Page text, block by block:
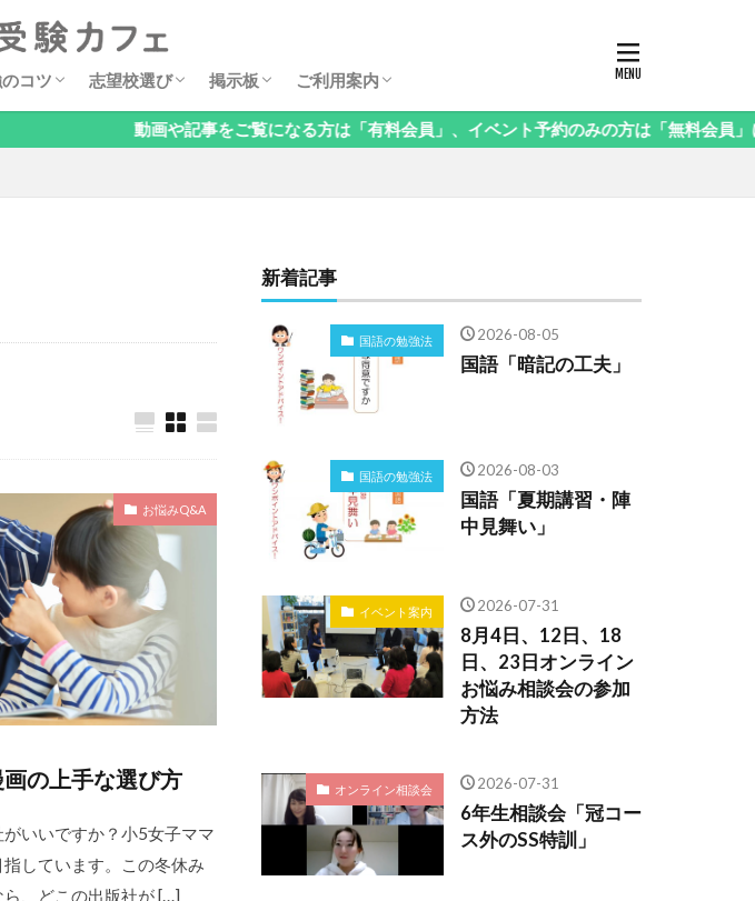
コツ
子でチェック！基礎の穴見つけ
立中高一貫校の対策
志望校選び
過去問分析
中学・高校レポート
掲示板
掲示板パスコード
6年生保護者向け相談会
5年生保護者向け相談会
4年生保護者向け相談会
低学年（3年生以下）保護者向け相談会
お子様向け相談会
「関西・地方受験」保護者向け相談会
「国語」保護者向け相談会
「理科」保護者向け相談会
「公立中高一貫校」保護者向け相談会
「メンタル」保護者向け相談会
「その他」保護者向け相談会
ご利用案内
お申し込み方法・料金
ログイン・お知らせ
会員情報の変更
課金停止と退会の方法
ご利用方法Q&A
ログアウト
動画や記事をご覧になる方は「有料会員」、イベント予約のみの方は「無料会員」にご登録
お悩みQ&A
の上手な選び方
いいですか？小5女子ママ
しています。この冬休み
、どこの出版社が […]
新着記事
国語の勉強法 2026-08-05
国語「暗記の工夫」
国語の勉強法 2026-08-03
国語「夏期講習・陣
中見舞い」
イベント案内 2026-07-31
8月4日、12日、18
日、23日オンライン
お悩み相談会の参加
方法
オンライン相談会 2026-07-31
6年生相談会「冠コー
ス外のSS特訓」
の勉強法
でチェック！基礎の穴見つけ
の勉強法
の勉強法
中高一貫校の対策
スメ学習漫画